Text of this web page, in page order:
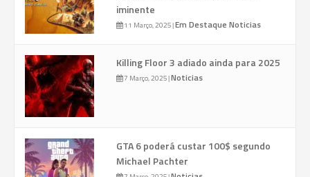
iminente
11 Março, 2025|Em Destaque Noticias
Killing Floor 3 adiado ainda para 2025
7 Março, 2025|Noticias
GTA 6 poderá custar 100$ segundo
Michael Pachter